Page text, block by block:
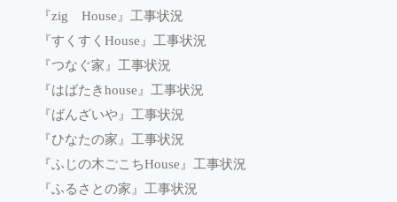
『zig House』工事状況
『すくすくHouse』工事状況
『つなぐ家』工事状況
『はばたきhouse』工事状況
『ばんざいや』工事状況
『ひなたの家』工事状況
『ふじの木ごこちHouse』工事状況
『ふるさとの家』工事状況